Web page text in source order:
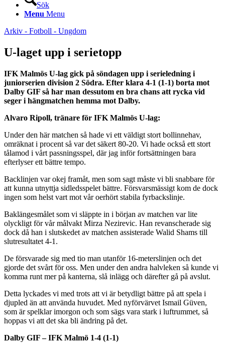
Sök
Menu Menu
Arkiv - Fotboll - Ungdom
U-laget upp i serietopp
IFK Malmös U-lag gick på söndagen upp i serieledning i
juniorserien division 2 Södra. Efter klara 4-1 (1-1) borta mot
Dalby GIF så har man dessutom en bra chans att rycka vid
seger i hängmatchen hemma mot Dalby.
Alvaro Ripoll, tränare för IFK Malmös U-lag:
Under den här matchen så hade vi ett väldigt stort bollinnehav,
omräknat i procent så var det säkert 80-20. Vi hade också ett stort
tålamod i vårt passningsspel, där jag inför fortsättningen bara
efterlyser ett bättre tempo.
Backlinjen var okej framåt, men som sagt måste vi bli snabbare för
att kunna utnyttja sidledsspelet bättre. Försvarsmässigt kom de dock
ingen som helst vart mot vår oerhört stabila fyrbackslinje.
Baklängesmålet som vi släppte in i början av matchen var lite
olyckligt för vår målvakt Mirza Nezirevic. Han revanscherade sig
dock då han i slutskedet av matchen assisterade Walid Shams till
slutresultatet 4-1.
De försvarade sig med tio man utanför 16-meterslinjen och det
gjorde det svårt för oss. Men under den andra halvleken så kunde vi
komma runt mer på kanterna, slå inlägg och därefter gå på avslut.
Detta lyckades vi med trots att vi är betydligt bättre på att spela i
djupled än att använda huvudet. Med nyförvärvet Ismail Güven,
som är spelklar imorgon och som sägs vara stark i luftrummet, så
hoppas vi att det ska bli ändring på det.
Dalby GIF – IFK Malmö 1-4 (1-1)